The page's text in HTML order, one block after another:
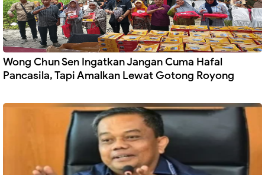
Wong Chun Sen Ingatkan Jangan Cuma Hafal
Pancasila, Tapi Amalkan Lewat Gotong Royong